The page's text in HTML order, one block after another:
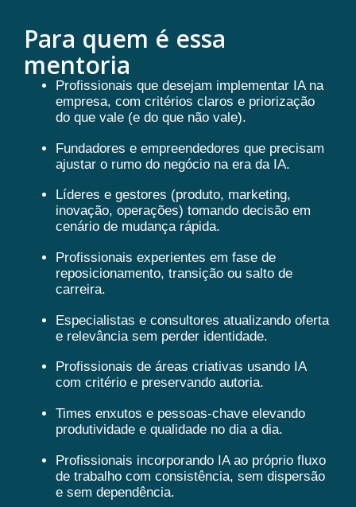
Para quem é essa
mentoria
Profissionais que desejam implementar IA na
empresa, com critérios claros e priorização
do que vale (e do que não vale).
Fundadores e empreendedores que precisam
ajustar o rumo do negócio na era da IA.
Líderes e gestores (produto, marketing,
inovação, operações) tomando decisão em
cenário de mudança rápida.
Profissionais experientes em fase de
reposicionamento, transição ou salto de
carreira.
Especialistas e consultores atualizando oferta
e relevância sem perder identidade.
Profissionais de áreas criativas usando IA
com critério e preservando autoria.
Times enxutos e pessoas-chave elevando
produtividade e qualidade no dia a dia.
Profissionais incorporando IA ao próprio fluxo
de trabalho com consistência, sem dispersão
e sem dependência.